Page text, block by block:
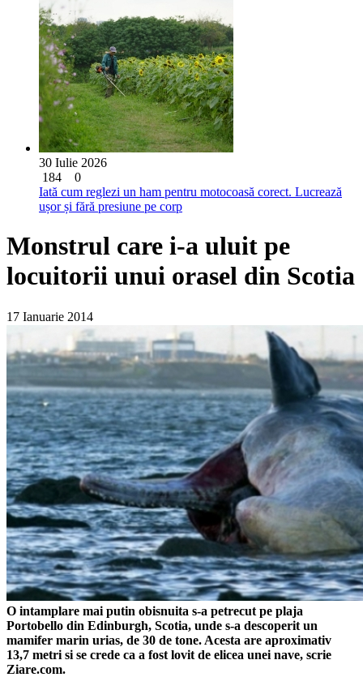
30 Iulie 2026
184
0
Iată cum reglezi un ham pentru motocoasă corect. Lucrează
ușor și fără presiune pe corp
Monstrul care i-a uluit pe
locuitorii unui orasel din Scotia
17 Ianuarie 2014
O intamplare mai putin obisnuita s-a petrecut pe plaja
Portobello din Edinburgh, Scotia, unde s-a descoperit un
mamifer marin urias, de 30 de tone. Acesta are aproximativ
13,7 metri si se crede ca a fost lovit de elicea unei nave, scrie
Ziare.com.